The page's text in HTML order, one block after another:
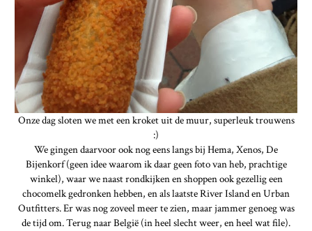
Onze dag sloten we met een kroket uit de muur, superleuk trouwens
:)
We gingen daarvoor ook nog eens langs bij Hema, Xenos, De
Bijenkorf (geen idee waarom ik daar geen foto van heb, prachtige
winkel), waar we naast rondkijken en shoppen ook gezellig een
chocomelk gedronken hebben, en als laatste River Island en Urban
Outfitters. Er was nog zoveel meer te zien, maar jammer genoeg was
de tijd om. Terug naar België (in heel slecht weer, en heel wat file).